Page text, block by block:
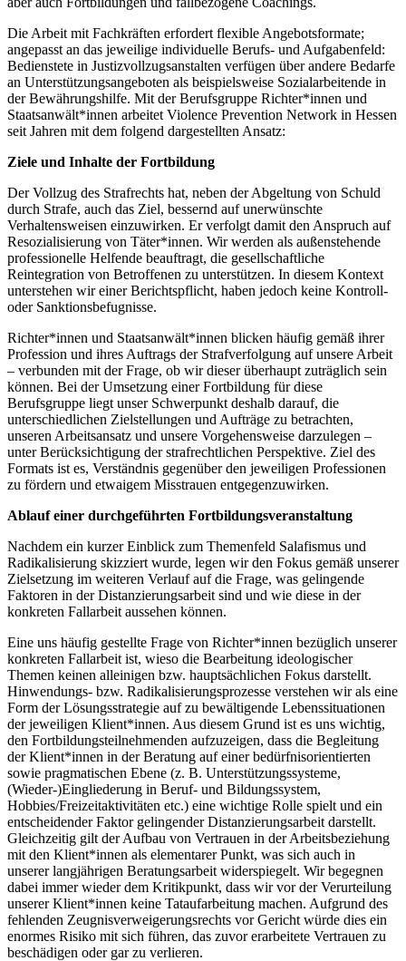
Die Arbeit mit Fachkräften erfordert flexible Angebotsformate;
angepasst an das jeweilige individuelle Berufs- und Aufgabenfeld:
Bedienstete in Justizvollzugsanstalten verfügen über andere Bedarfe
an Unterstützungsangeboten als beispielsweise Sozialarbeitende in
der Bewährungshilfe. Mit der Berufsgruppe Richter*innen und
Staatsanwält*innen arbeitet Violence Prevention Network in Hessen
seit Jahren mit dem folgend dargestellten Ansatz:
Ziele und Inhalte der Fortbildung
Der Vollzug des Strafrechts hat, neben der Abgeltung von Schuld
durch Strafe, auch das Ziel, bessernd auf unerwünschte
Verhaltensweisen einzuwirken. Er verfolgt damit den Anspruch auf
Resozialisierung von Täter*innen. Wir werden als außenstehende
professionelle Helfende beauftragt, die gesellschaftliche
Reintegration von Betroffenen zu unterstützen. In diesem Kontext
unterstehen wir einer Berichtspflicht, haben jedoch keine Kontroll-
oder Sanktionsbefugnisse.
Richter*innen und Staatsanwält*innen blicken häufig gemäß ihrer
Profession und ihres Auftrags der Strafverfolgung auf unsere Arbeit
– verbunden mit der Frage, ob wir dieser überhaupt zuträglich sein
können. Bei der Umsetzung einer Fortbildung für diese
Berufsgruppe liegt unser Schwerpunkt deshalb darauf, die
unterschiedlichen Zielstellungen und Aufträge zu betrachten,
unseren Arbeitsansatz und unsere Vorgehensweise darzulegen –
unter Berücksichtigung der strafrechtlichen Perspektive. Ziel des
Formats ist es, Verständnis gegenüber den jeweiligen Professionen
zu fördern und etwaigem Misstrauen entgegenzuwirken.
Ablauf einer durchgeführten Fortbildungsveranstaltung
Nachdem ein kurzer Einblick zum Themenfeld Salafismus und
Radikalisierung skizziert wurde, legen wir den Fokus gemäß unserer
Zielsetzung im weiteren Verlauf auf die Frage, was gelingende
Faktoren in der Distanzierungsarbeit sind und wie diese in der
konkreten Fallarbeit aussehen können.
Eine uns häufig gestellte Frage von Richter*innen bezüglich unserer
konkreten Fallarbeit ist, wieso die Bearbeitung ideologischer
Themen keinen alleinigen bzw. hauptsächlichen Fokus darstellt.
Hinwendungs- bzw. Radikalisierungsprozesse verstehen wir als eine
Form der Lösungsstrategie auf zu bewältigende Lebenssituationen
der jeweiligen Klient*innen. Aus diesem Grund ist es uns wichtig,
den Fortbildungsteilnehmenden aufzuzeigen, dass die Begleitung
der Klient*innen in der Beratung auf einer bedürfnisorientierten
sowie pragmatischen Ebene (z. B. Unterstützungssysteme,
(Wieder-)Eingliederung in Beruf- und Bildungssystem,
Hobbies/Freizeitaktivitäten etc.) eine wichtige Rolle spielt und ein
entscheidender Faktor gelingender Distanzierungsarbeit darstellt.
Gleichzeitig gilt der Aufbau von Vertrauen in der Arbeitsbeziehung
mit den Klient*innen als elementarer Punkt, was sich auch in
unserer langjährigen Beratungsarbeit widerspiegelt. Wir begegnen
dabei immer wieder dem Kritikpunkt, dass wir vor der Verurteilung
unserer Klient*innen keine Tataufarbeitung machen. Aufgrund des
fehlenden Zeugnisverweigerungsrechts vor Gericht würde dies ein
enormes Risiko mit sich führen, das zuvor erarbeitete Vertrauen zu
beschädigen oder gar zu verlieren.